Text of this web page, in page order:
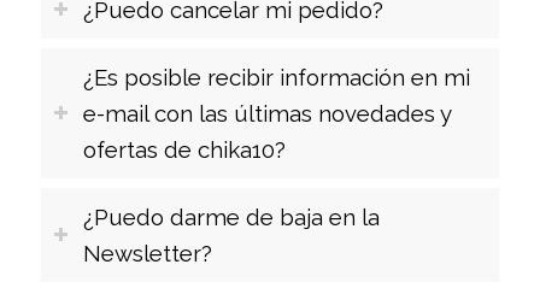
¿Puedo cancelar mi pedido?
¿Es posible recibir información en mi
e-mail con las últimas novedades y
ofertas de chika10?
¿Puedo darme de baja en la
Newsletter?